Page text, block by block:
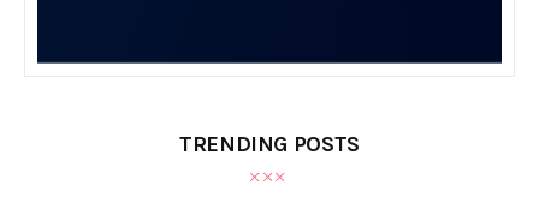
TRENDING POSTS